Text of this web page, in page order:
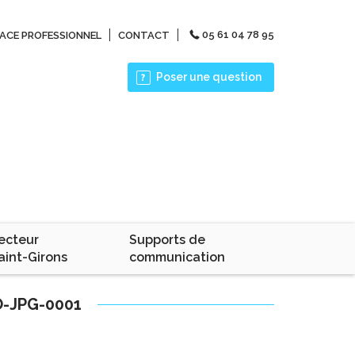
PROFESSIONNEL CONTACT 05 61 04 78 95
Poser une question
Girons
Supports de
communication
JPG-0001